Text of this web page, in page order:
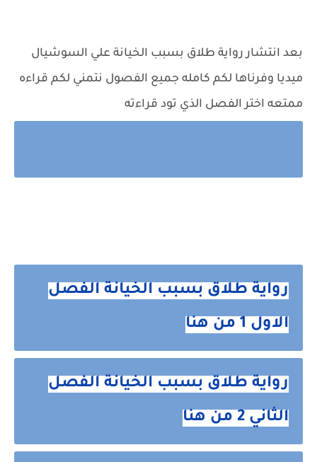
بعد انتشار رواية طلاق بسبب الخيانة علي السوشيال
ميديا وفرناها لكم كامله جميع الفصول نتمني لكم قراءه
ممتعه اختر الفصل الذي تود قراءته
رواية طلاق بسبب الخيانة الفصل
الاول 1 من هنا
رواية طلاق بسبب الخيانة الفصل
الثاني 2 من هنا